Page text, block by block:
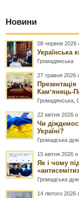
Новини
08 червня 2026
Українська
Громадянська
27 травня 2026
Презентація
Камʼянець-
Громадянська ,
22 квітня 2026
Чи
Україні?
Громадська
15 квітня 2026
Як і чому
Громадська
14 лютого 2026